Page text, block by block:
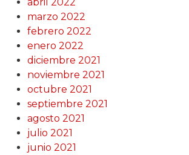
marzo 2022
febrero 2022
enero 2022
diciembre 2021
noviembre 2021
octubre 2021
septiembre 2021
agosto 2021
julio 2021
junio 2021